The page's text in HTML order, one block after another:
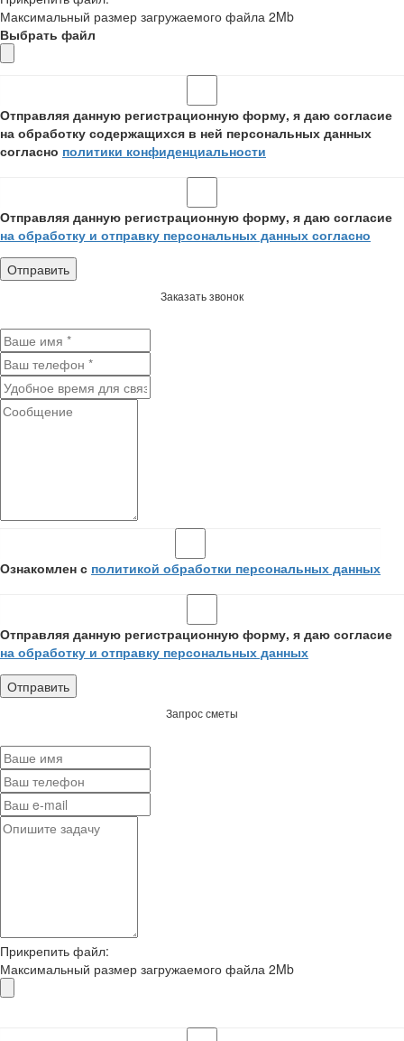
Максимальный размер загружаемого файла 2Mb
Выбрать файл
Отправляя данную регистрационную форму, я даю согласие
на обработку содержащихся в ней персональных данных
согласно политики конфиденциальности
Отправляя данную регистрационную форму, я даю согласие
на обработку и отправку персональных данных согласно
Заказать звонок
Ознакомлен с политикой обработки персональных данных
Отправляя данную регистрационную форму, я даю согласие
на обработку и отправку персональных данных
Запрос сметы
Прикрепить файл:
Максимальный размер загружаемого файла 2Mb